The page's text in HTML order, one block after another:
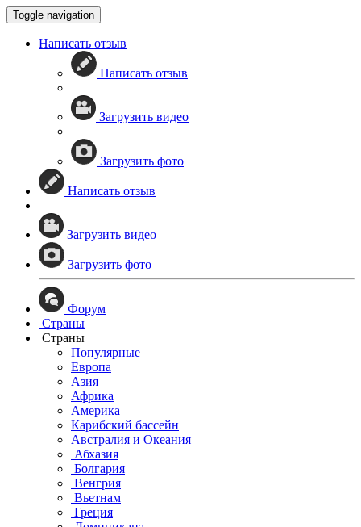
Toggle navigation
Написать отзыв
Написать отзыв
Загрузить видео
Загрузить фото
Написать отзыв
Загрузить видео
Загрузить фото
Форум
Страны
Страны
Популярные
Европа
Азия
Африка
Америка
Карибский бассейн
Австралия и Океания
Абхазия
Болгария
Венгрия
Вьетнам
Греция